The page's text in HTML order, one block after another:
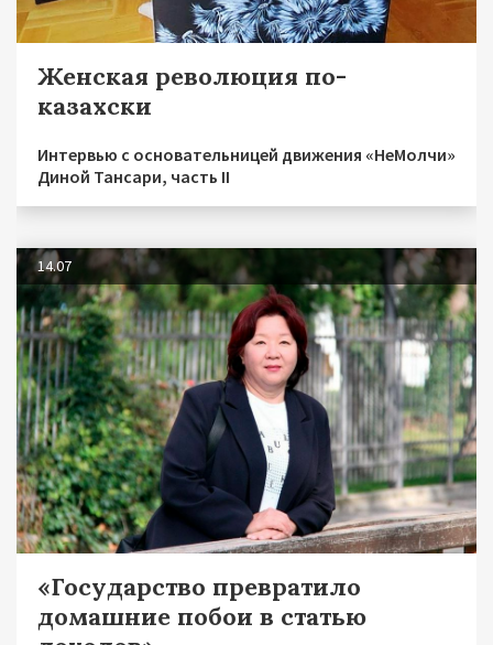
Женская революция по-
казахски
Интервью с основательницей движения «НеМолчи»
Диной Тансари, часть II
14.07
«Государство превратило
домашние побои в статью